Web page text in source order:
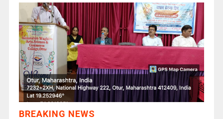
BREAKING NEWS